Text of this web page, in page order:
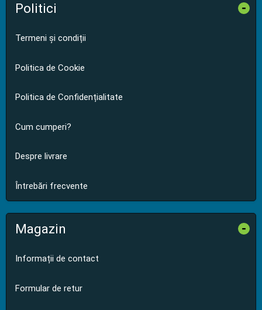
Politici -
Termeni și condiții
Politica de Cookie
Politica de Confidențialitate
Cum cumperi?
Despre livrare
Întrebări frecvente
Magazin -
Informații de contact
Formular de retur